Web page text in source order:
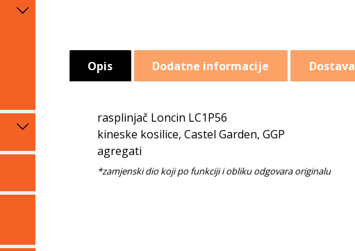
Opis Dodatne informacije Dostava
rasplinjač Loncin LC1P56
kineske kosilice, Castel Garden, GGP
agregati